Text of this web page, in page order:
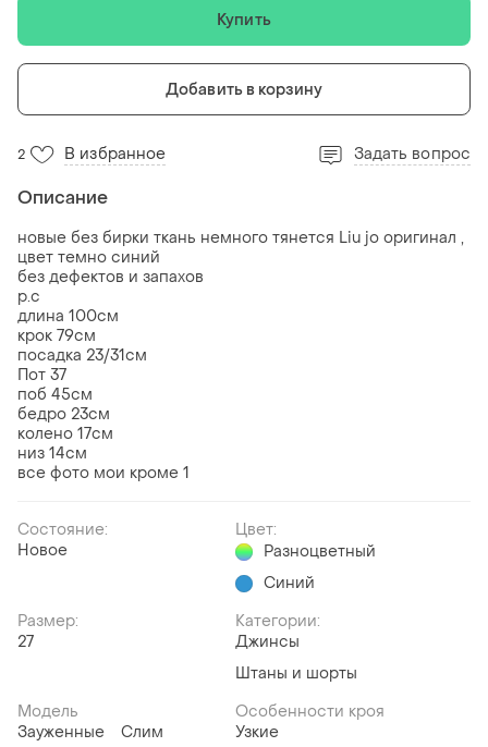
Купить
Добавить в корзину
2 В избранное Задать вопрос
Описание
новые без бирки ткань немного тянется Liu jo оригинал ,
цвет темно синий
без дефектов и запахов
р.с
длина 100см
крок 79см
посадка 23/31см
Пот 37
поб 45см
бедро 23см
колено 17см
низ 14см
все фото мои кроме 1
Состояние:
Новое
Цвет:
Разноцветный
Синий
Размер:
27
Категории:
Джинсы
Штаны и шорты
Модель
Зауженные
Слим
Особенности кроя
Узкие